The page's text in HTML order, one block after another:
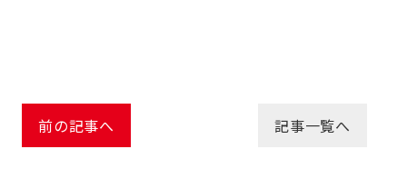
前の記事へ 記事一覧へ